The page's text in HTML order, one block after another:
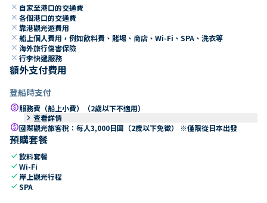
close 自家至港口的交通費
close 各個港口的交通費
close 靠港觀光遊費用
close 船上個人費用，例如飲料費、賭場、商店、Wi-Fi、SPA、洗衣等
close 海外旅行傷害保險
close 行李快遞服務
額外支付費用
登船時支付
paid服務費（船上小費）（2歲以下不適用）
keyboard_arrow_right 查看詳情
paid國際觀光旅客稅：每人3,000日圓（2歲以下免徵） ※僅限從日本出發
預購套餐
check飲料套餐
checkWi-Fi
check 岸上觀光行程
checkSPA